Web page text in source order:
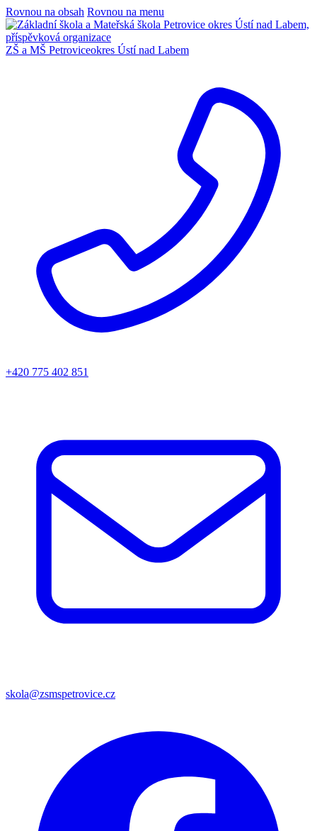
Rovnou na obsah Rovnou na menu
ZŠ a MŠ Petroviceokres Ústí nad Labem
+420 775 402 851
skola@zsmspetrovice.cz